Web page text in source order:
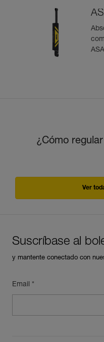
¿Cómo
Ver
Suscríbase al
y mantente conectado con
Email *